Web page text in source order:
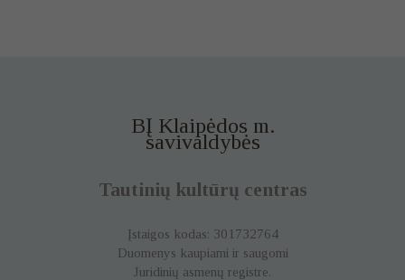
BĮ Klaipėdos m.
savivaldybės
Tautinių kultūrų centras
Įstaigos kodas: 301732764
Duomenys kaupiami ir saugomi
Juridinių asmenų registre.